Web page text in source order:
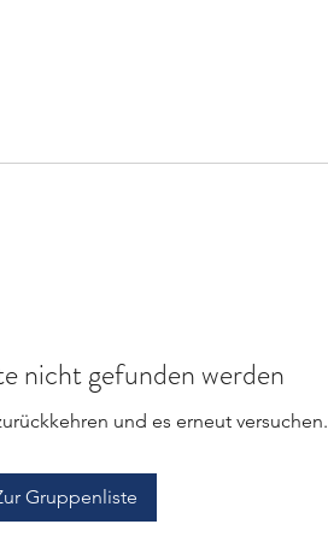
nicht gefunden werden
und es erneut versuchen.
Gruppenliste